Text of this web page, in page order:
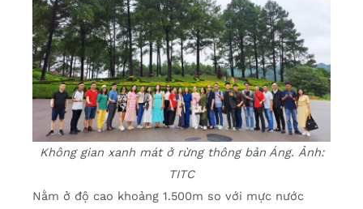
Không gian xanh mát ở rừng thông bản Áng. Ảnh:
TITC
Nằm ở độ cao khoảng 1.500m so với mực nước